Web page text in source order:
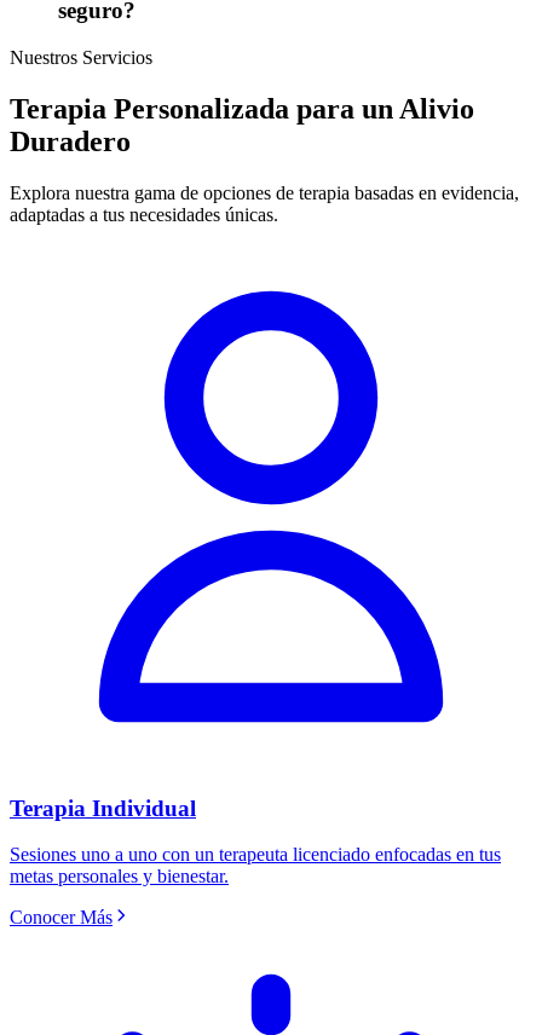
seguro?
Nuestros Servicios
Terapia Personalizada para un Alivio
Duradero
Explora nuestra gama de opciones de terapia basadas en evidencia,
adaptadas a tus necesidades únicas.
Terapia Individual
Sesiones uno a uno con un terapeuta licenciado enfocadas en tus
metas personales y bienestar.
Conocer Más